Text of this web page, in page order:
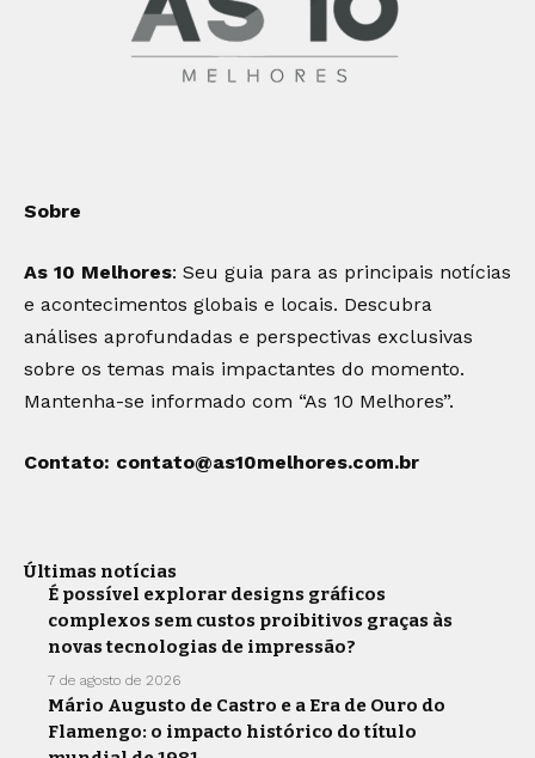
Sobre
As 10 Melhores: Seu guia para as principais notícias
e acontecimentos globais e locais. Descubra
análises aprofundadas e perspectivas exclusivas
sobre os temas mais impactantes do momento.
Mantenha-se informado com “As 10 Melhores”.
Contato: contato@as10melhores.com.br
Últimas notícias
É possível explorar designs gráficos
complexos sem custos proibitivos graças às
novas tecnologias de impressão?
7 de agosto de 2026
Mário Augusto de Castro e a Era de Ouro do
Flamengo: o impacto histórico do título